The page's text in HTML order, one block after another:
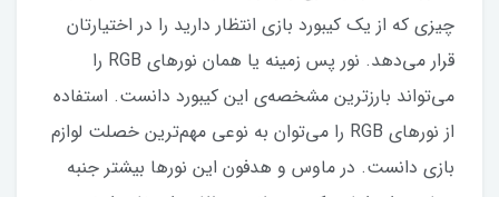
چیزی که از یک کیبورد بازی انتظار دارید را در اختیارتان
قرار می‌دهد. نور پس زمینه یا همان نورهای RGB را
می‌تواند بارزترین مشخصه‌ی این کیبورد دانست. استفاده
از نورهای RGB را می‌توان به نوعی مهم‌ترین خصلت لوازم
بازی دانست. در ماوس و هدفون این نورها بیشتر جنبه